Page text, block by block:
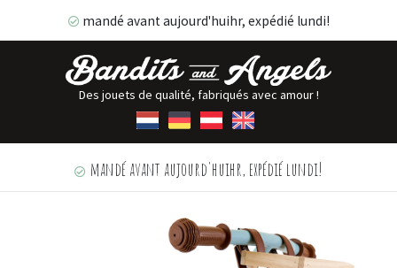
mandé avant aujourd'huihr, expédié lundi!
Des jouets de qualité, fabriqués avec amour !
mandé avant aujourd'huihr, expédié lundi!